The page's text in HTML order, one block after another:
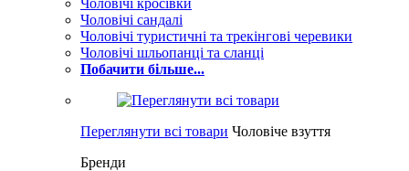
Чоловічі кросівки
Чоловічі сандалі
Чоловічі туристичні та трекінгові черевики
Чоловічі шльопанці та сланці
Побачити більше...
Переглянути всі товари Чоловіче взуття
Бренди